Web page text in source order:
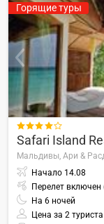
Горящие туры

Safari Island
Мальдивы, Ари &
Начало 14.08
Перелет
На 6 ночей
Цена за 2 туриста